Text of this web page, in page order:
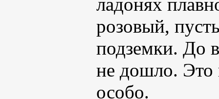
розовый,
подземки. До
не дошло. Это
особо.